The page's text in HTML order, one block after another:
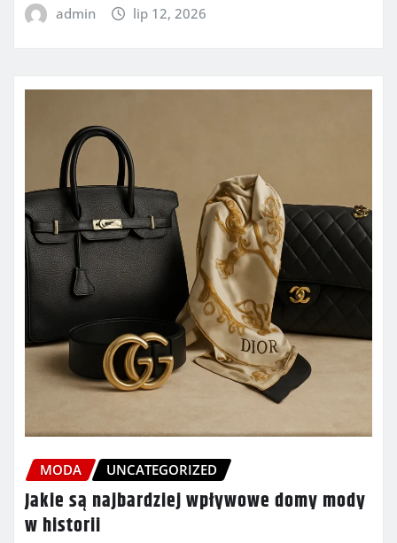
admin lip 12, 2026
MODA UNCATEGORIZED
Jakie są najbardziej wpływowe domy mody
w historii